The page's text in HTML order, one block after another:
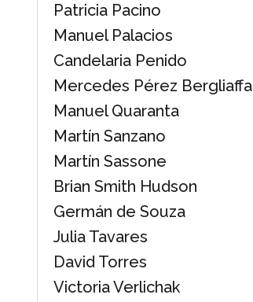
Patricia Pacino
Manuel Palacios
Candelaria Penido
Mercedes Pérez Bergliaffa
Manuel Quaranta
Martín Sanzano
Martín Sassone
Brian Smith Hudson
Germán de Souza
Julia Tavares
David Torres
Victoria Verlichak